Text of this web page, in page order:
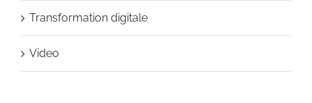
Transformation digitale
Video